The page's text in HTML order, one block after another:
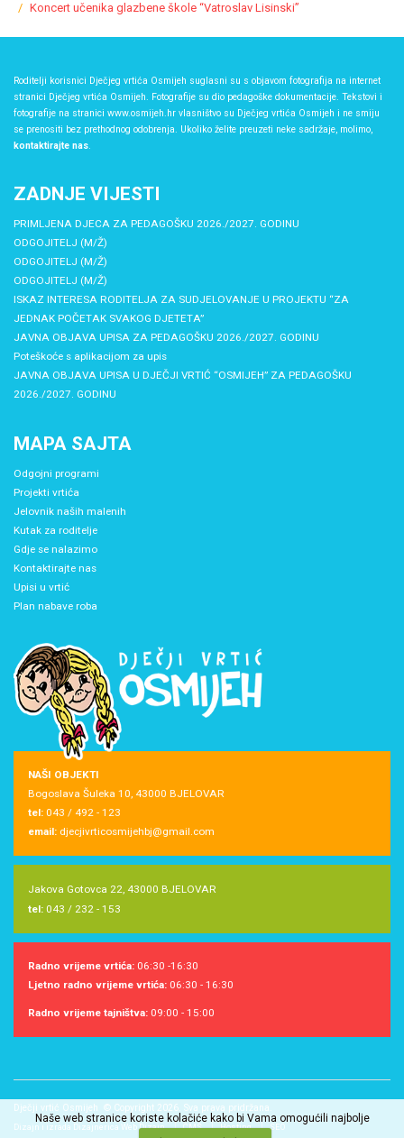
Koncert učenika glazbene škole “Vatroslav Lisinski”
Roditelji korisnici Dječjeg vrtića Osmijeh suglasni su s objavom fotografija na internet
stranici Dječjeg vrtića Osmijeh. Fotografije su dio pedagoške dokumentacije. Tekstovi i
fotografije na stranici www.osmijeh.hr vlasništvo su Dječjeg vrtića Osmijeh i ne smiju
se prenositi bez prethodnog odobrenja. Ukoliko želite preuzeti neke sadržaje, molimo,
kontaktirajte nas.
ZADNJE VIJESTI
PRIMLJENA DJECA ZA PEDAGOŠKU 2026./2027. GODINU
ODGOJITELJ (M/Ž)
ODGOJITELJ (M/Ž)
ODGOJITELJ (M/Ž)
ISKAZ INTERESA RODITELJA ZA SUDJELOVANJE U PROJEKTU “ZA
JEDNAK POČETAK SVAKOG DJETETA”
JAVNA OBJAVA UPISA ZA PEDAGOŠKU 2026./2027. GODINU
Poteškoće s aplikacijom za upis
JAVNA OBJAVA UPISA U DJEČJI VRTIĆ “OSMIJEH” ZA PEDAGOŠKU
2026./2027. GODINU
MAPA SAJTA
Odgojni programi
Projekti vrtića
Jelovnik naših malenih
Kutak za roditelje
Gdje se nalazimo
Kontaktirajte nas
Upisi u vrtić
Plan nabave roba
NAŠI OBJEKTI
Bogoslava Šuleka 10, 43000 BJELOVAR
tel: 043 / 492 - 123
email: djecjivrticosmijehbj@gmail.com
Jakova Gotovca 22, 43000 BJELOVAR
tel: 043 / 232 - 153
Radno vrijeme vrtića: 06:30 -16:30
Ljetno radno vrijeme vrtića: 06:30 - 16:30
Radno vrijeme tajništva: 09:00 - 15:00
Dječji vrtić Osmijeh © Copyright 2026. Sva prava pridržana.
Dizajn i izrada Dizajnerica Web Dizajn CMS Hosting SEO
Naše web stranice koriste kolačiće kako bi Vama omogućili najbolje